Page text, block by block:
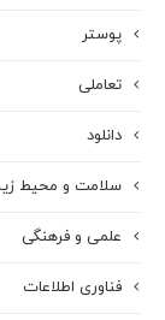
پوستر
تعاملی
دانلود
سلامت و محیط
علمی و فرهنگی
فناوری اطلاعات